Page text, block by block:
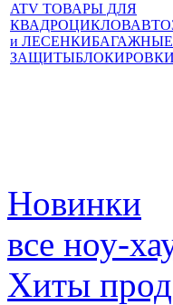
ATV ТОВАРЫ ДЛЯ
КВАДРОЦИКЛОВ
и ЛЕСЕНКИ
ЗАЩИТЫБЛОКИРОВКИ
Новинки
все ноу-
Хиты